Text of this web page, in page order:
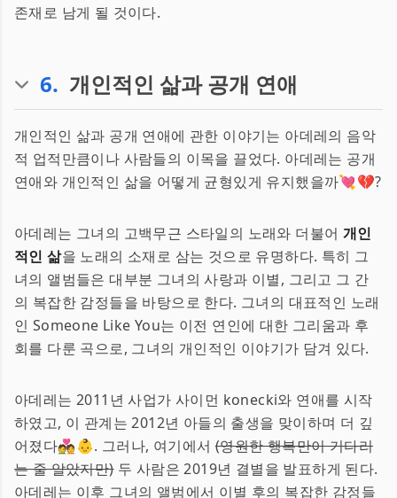
존재로 남게 될 것이다.
6. 개인적인 삶과 공개 연애
개인적인 삶과 공개 연애에 관한 이야기는 아데레의 음악
적 업적만큼이나 사람들의 이목을 끌었다. 아데레는 공개
연애와 개인적인 삶을 어떻게 균형있게 유지했을까💘💔?
아데레는 그녀의 고백무근 스타일의 노래와 더불어 개인
적인 삶을 노래의 소재로 삼는 것으로 유명하다. 특히 그
녀의 앨범들은 대부분 그녀의 사랑과 이별, 그리고 그 간
의 복잡한 감정들을 바탕으로 한다. 그녀의 대표적인 노래
인 Someone Like You는 이전 연인에 대한 그리움과 후
회를 다룬 곡으로, 그녀의 개인적인 이야기가 담겨 있다.
아데레는 2011년 사업가 사이먼 konecki와 연애를 시작
하였고, 이 관계는 2012년 아들의 출생을 맞이하며 더 깊
어졌다💑👶. 그러나, 여기에서(영원한 행복만이 기다리
는 줄 알았지만)두 사람은 2019년 결별을 발표하게 된다.
아데레는 이후 그녀의 앨범에서 이별 후의 복잡한 감정들